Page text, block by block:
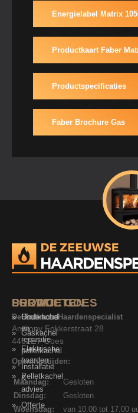
Energielabel Matrix
Productkaart Faber
Productspecificaties
Faber Brochure Gas
SERVICE
Onderhoud
en
reparatie
pelletkachel
Installatie
&
advies
Offerte
PRODUCTEN
Houtkachel
Gaskachel
Elektrische
haarden
Pelletkachel
LOCATIE GOES
De Zeeuwse Haardenspecialist
Anthony Fokkerstraat 28
4462ET Goes
Openingstijden:
Maandag:
Gesloten
Dinsdag:
Gesloten
Woensdag:
van 10.00 tot 17.00